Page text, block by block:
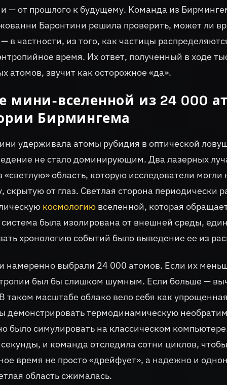
— от прошлого к будущему. Команда из
Баронтини решила проверить, может ли
в частности, из того, как частицы
время. Их ответ, полученный в ходе
атомов, звучит как осторожное «да».
мини-вселенной из 24 000
Бирмингема
удерживала атомы рубидия в оптической
не стало доминирующим. Два лазерных
«светлую» область, которую исследователи
скрытую от глаз. Светлая сторона периодически
космологию вселенной, которая
система была изолирована от внешней среды,
хронологию событий было выведение ее из
намеренно выбрали 24 000 атомов. Если их
был бы слишком шумным. Если больше —
таком масштабе облако вело себя как
демонстрировать термодинамическую
было симулировать на классическом
и команда отследила сотни циклов,
время не просто «дрейфует», а надежно и
область сжималась.